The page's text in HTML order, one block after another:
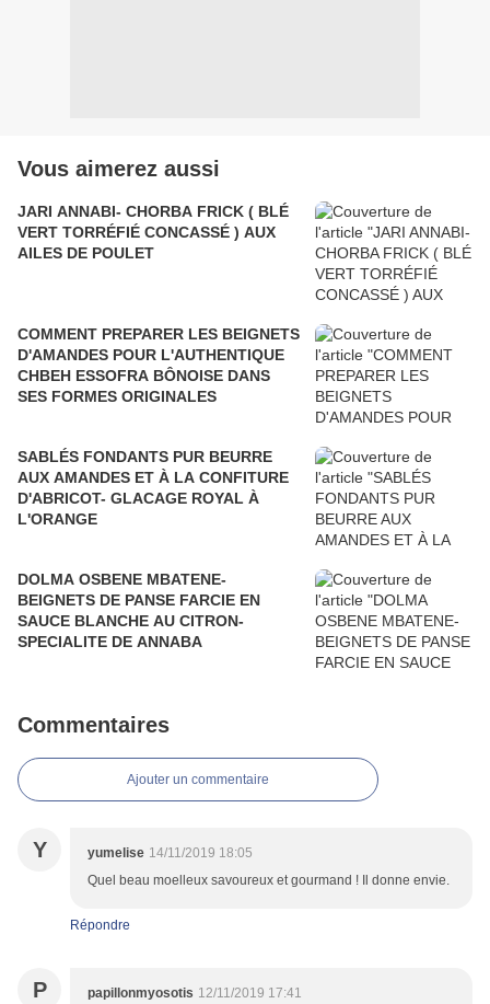
Vous aimerez aussi
JARI ANNABI- CHORBA FRICK ( BLÉ
VERT TORRÉFIÉ CONCASSÉ ) AUX
AILES DE POULET
COMMENT PREPARER LES BEIGNETS
D'AMANDES POUR L'AUTHENTIQUE
CHBEH ESSOFRA BÔNOISE DANS
SES FORMES ORIGINALES
SABLÉS FONDANTS PUR BEURRE
AUX AMANDES ET À LA CONFITURE
D'ABRICOT- GLACAGE ROYAL À
L'ORANGE
DOLMA OSBENE MBATENE-
BEIGNETS DE PANSE FARCIE EN
SAUCE BLANCHE AU CITRON-
SPECIALITE DE ANNABA
Commentaires
Ajouter un commentaire
Y yumelise 14/11/2019 18:05
Quel beau moelleux savoureux et gourmand ! Il donne envie.
Répondre
P papillonmyosotis 12/11/2019 17:41